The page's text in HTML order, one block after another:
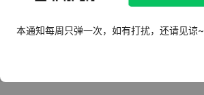
本通知每周只弹一次，如有打扰，还请见谅~